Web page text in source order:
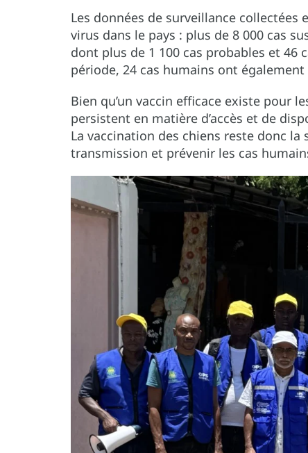
Les données de surveillance collectées
virus dans le pays : plus de 8 000 cas
dont plus de 1 100 cas probables et
période, 24 cas humains ont
Bien qu’un vaccin efficace existe pour
persistent en matière d’accès et de
La vaccination des chiens reste donc
transmission et prévenir les cas